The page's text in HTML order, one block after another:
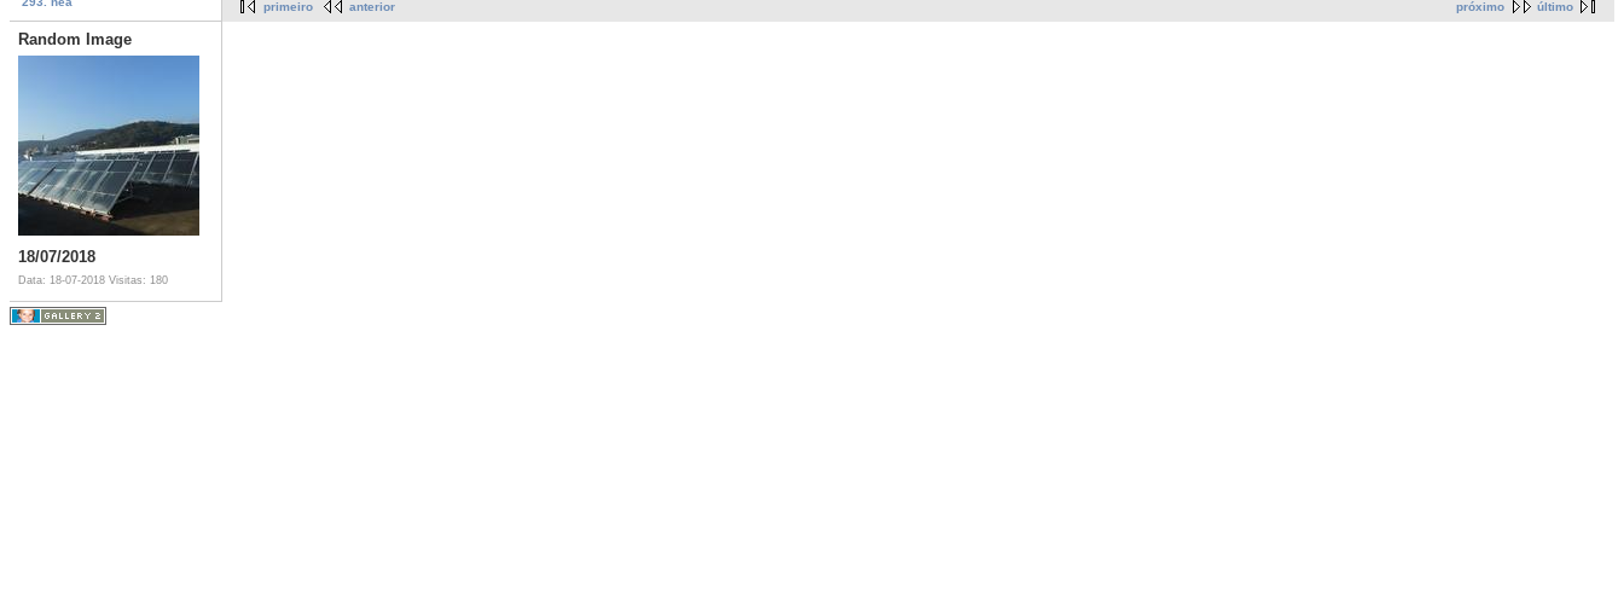
Random Image
18/07/2018
Data: 18-07-2018 Visitas: 180
próximo último
primeiro anterior